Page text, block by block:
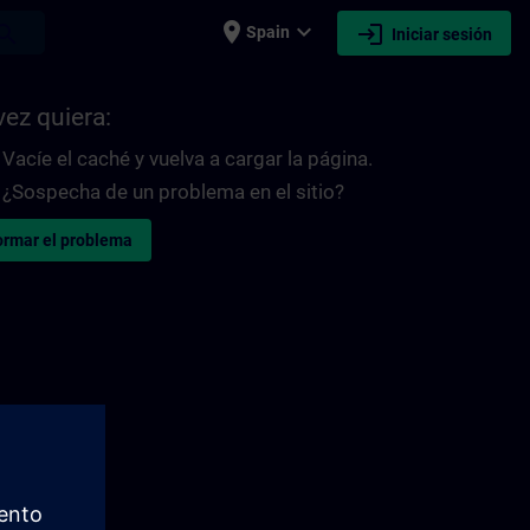
place Spain expand_more login Iniciar sesión
quiera:
Vacíe el caché y vuelva a cargar la página.
¿Sospecha de un problema en el sitio?
el problema